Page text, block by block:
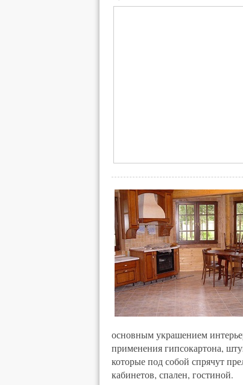
основным украшением
применения гипсокартона,
которые под собой спрячут
кабинетов, спален, гостиной.